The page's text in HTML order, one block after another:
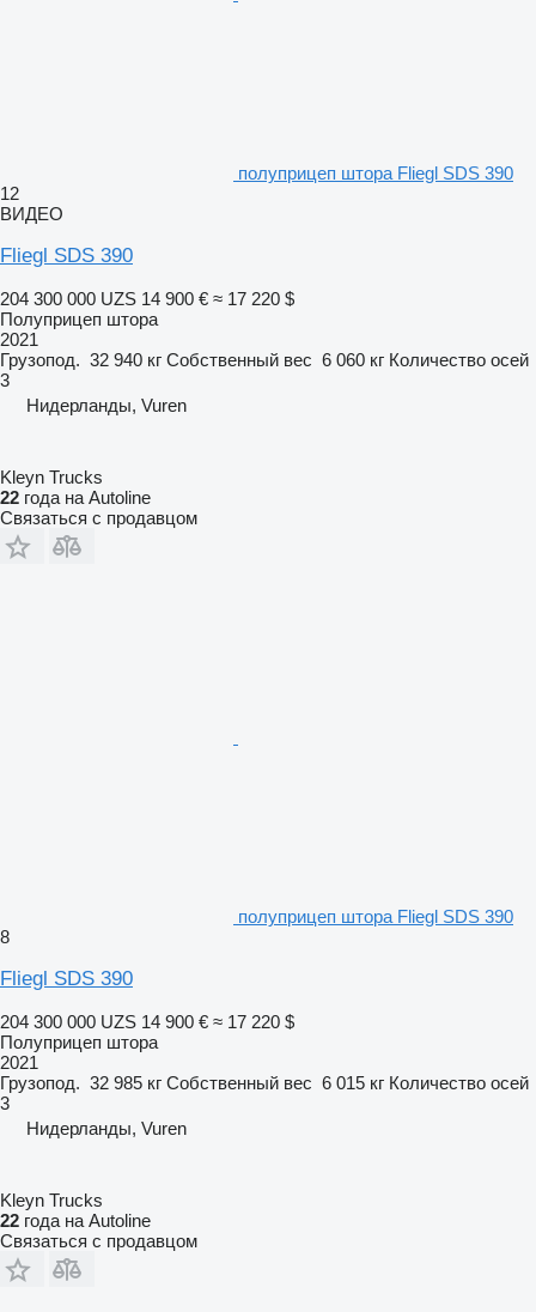
полуприцеп штора Fliegl SDS 390
12
ВИДЕО
Fliegl SDS 390
204 300 000 UZS 14 900 € ≈ 17 220 $
Полуприцеп штора
2021
Грузопод. 32 940 кг Собственный вес 6 060 кг Количество осей
3
Нидерланды, Vuren
Kleyn Trucks
22 года на Autoline
Связаться с продавцом
полуприцеп штора Fliegl SDS 390
8
Fliegl SDS 390
204 300 000 UZS 14 900 € ≈ 17 220 $
Полуприцеп штора
2021
Грузопод. 32 985 кг Собственный вес 6 015 кг Количество осей
3
Нидерланды, Vuren
Kleyn Trucks
22 года на Autoline
Связаться с продавцом